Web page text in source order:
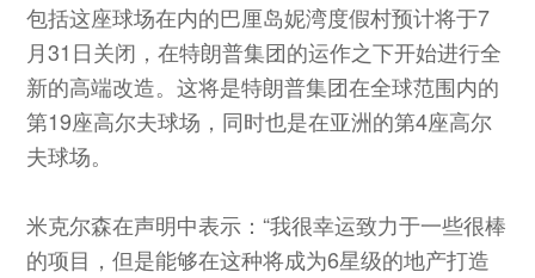
包括这座球场在内的巴厘岛妮湾度假村预计将于7
月31日关闭，在特朗普集团的运作之下开始进行全
新的高端改造。这将是特朗普集团在全球范围内的
第19座高尔夫球场，同时也是在亚洲的第4座高尔
夫球场。
米克尔森在声明中表示：“我很幸运致力于一些很棒
的项目，但是能够在这种将成为6星级的地产打造